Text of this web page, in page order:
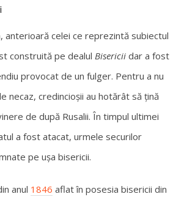
anterioară celei ce reprezintă subiectul
construită pe dealul Bisericii dar a fost
provocat de un fulger. Pentru a nu
necaz, credincioșii au hotărât să țină
de după Rusalii. În timpul ultimei
a fost atacat, urmele securilor
pe ușa bisericii.
anul 1846 aflat în posesia bisericii din